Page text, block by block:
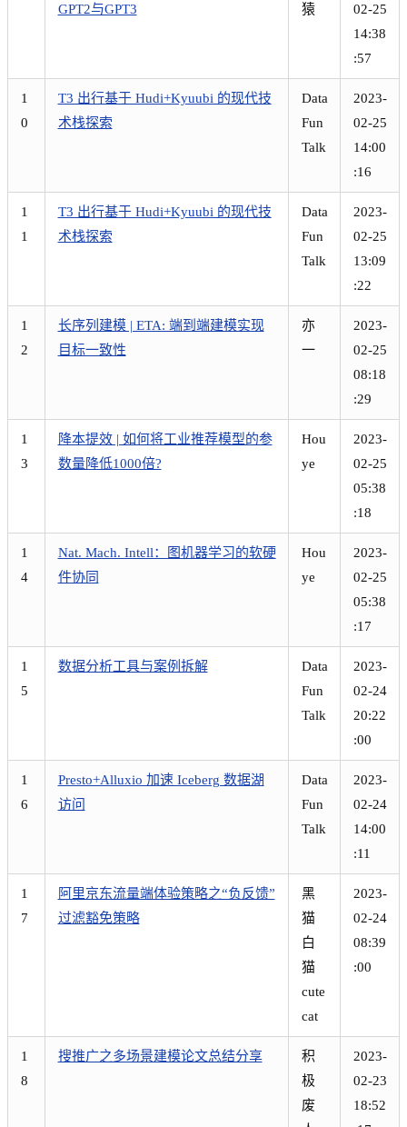
GPT2与GPT3
猿
02-25
14:38
:57
1
0
T3 出行基于 Hudi+Kyuubi 的现代技
术栈探索
Data
Fun
Talk
2023-
02-25
14:00
:16
1
1
T3 出行基于 Hudi+Kyuubi 的现代技
术栈探索
Data
Fun
Talk
2023-
02-25
13:09
:22
1
2
长序列建模 | ETA: 端到端建模实现
目标一致性
亦
一
2023-
02-25
08:18
:29
1
3
降本提效 | 如何将工业推荐模型的参
数量降低1000倍?
Hou
ye
2023-
02-25
05:38
:18
1
4
Nat. Mach. Intell：图机器学习的软硬
件协同
Hou
ye
2023-
02-25
05:38
:17
1
5
数据分析工具与案例拆解
Data
Fun
Talk
2023-
02-24
20:22
:00
1
6
Presto+Alluxio 加速 Iceberg 数据湖
访问
Data
Fun
Talk
2023-
02-24
14:00
:11
1
7
阿里京东流量端体验策略之“负反馈”
过滤豁免策略
黑
猫
白
猫
cute
cat
2023-
02-24
08:39
:00
1
8
搜推广之多场景建模论文总结分享
积
极
废
2023-
02-23
18:52